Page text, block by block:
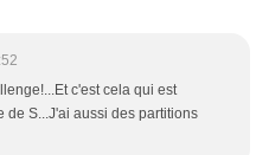
c'est cela qui est
de S...J'ai aussi des partitions